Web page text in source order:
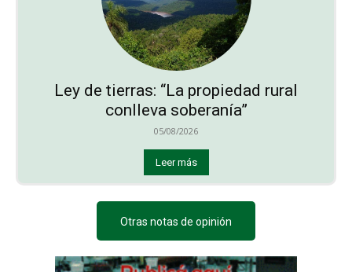
Ley de tierras: “La propiedad rural
conlleva soberanía”
05/08/2026
Leer más
Otras notas de opinión